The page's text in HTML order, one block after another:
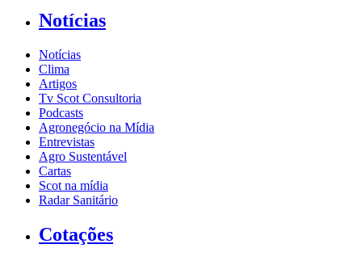
Notícias
Notícias
Clima
Artigos
Tv Scot Consultoria
Podcasts
Agronegócio na Mídia
Entrevistas
Agro Sustentável
Cartas
Scot na mídia
Radar Sanitário
Cotações